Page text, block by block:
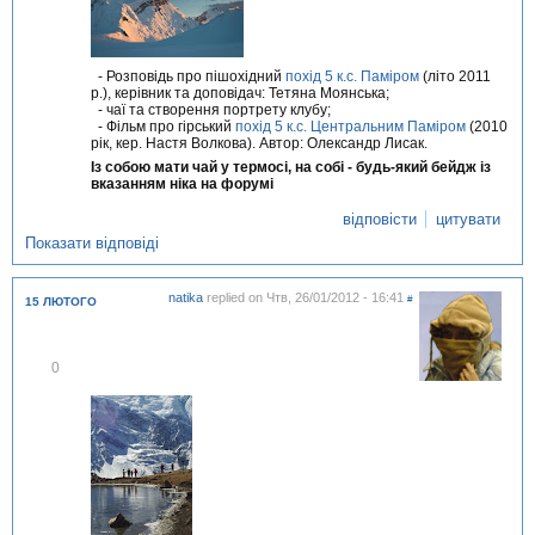
- Розповідь про пішохідний похід 5 к.с. Паміром (літо 2011
р.), керівник та доповідач: Тетяна Моянська;
- чаї та створення портрету клубу;
- Фільм про гірський похід 5 к.с. Центральним Паміром (2010
рік, кер. Настя Волкова). Автор: Олександр Лисак.
Із собою мати чай у термосі, на собі - будь-який бейдж із
вказанням ніка на форумі
відповісти
цитувати
Показати відповіді
15 ЛЮТОГО natikareplied on Чтв, 26/01/2012 - 16:41 #
0